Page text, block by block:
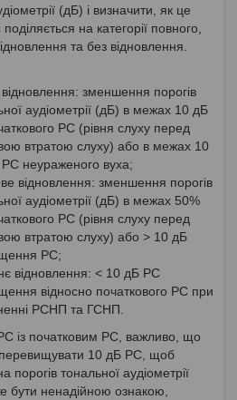
(дБ) і визначити, як це
на категорії повного,
та без відновлення.
зменшення порогів
аудіометрії (дБ) в межах 10 дБ
PC (рівня слуху перед
втратою слуху) або в межах 10
PC неураженого вуха;
відновлення: зменшення порогів
аудіометрії (дБ) в межах 50%
PC (рівня слуху перед
втратою слуху) або > 10 дБ
PC;
відновлення: < 10 дБ PC
відносно початкового PC при
РСНП та ГСНП.
із початковим PC, важливо, що
10 дБ PC, щоб
порогів тональної аудіометрії
ненадійною ознакою,